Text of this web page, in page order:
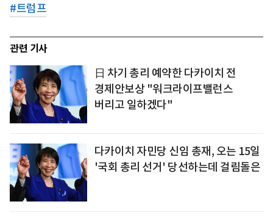
#트럼프
관련 기사
日 차기 총리 예약한 다카이치 전
경제안보상 "워크라이프밸런스
버리고 일하겠다"
다카이치 자민당 신임 총재, 오는 15일
'국회 총리 선거' 당선하는데 걸림돌은